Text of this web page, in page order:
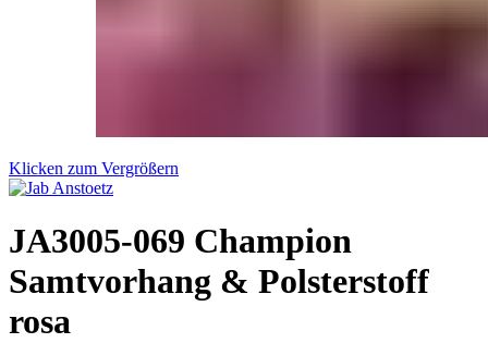
Klicken zum Vergrößern
JA3005-069 Champion
Samtvorhang & Polsterstoff
rosa